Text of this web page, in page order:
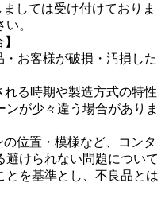
しては受け付けておりま
。
お客様が破損・汚損した
る時期や製造方式の特性
ンが少々違う場合がありま
位置・模様など、コンタ
避けられない問題について
とを基準とし、不良品とは